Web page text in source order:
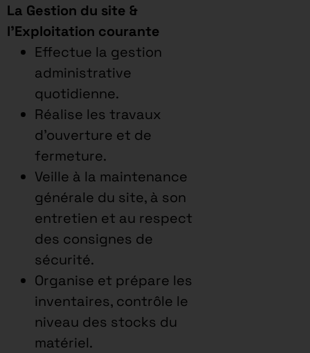
La Gestion du site &
l’Exploitation courante
Effectue la gestion
administrative
quotidienne.
Réalise les travaux
d’ouverture et de
fermeture.
Veille à la maintenance
générale du site, à son
entretien et au respect
des consignes de
sécurité.
Organise et prépare les
inventaires, contrôle le
niveau des stocks du
matériel.